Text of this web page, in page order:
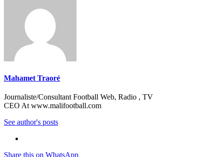
Mahamet Traoré
Journaliste/Consultant Football Web, Radio , TV
CEO At www.malifootball.com
See author's posts
Share this on WhatsApp